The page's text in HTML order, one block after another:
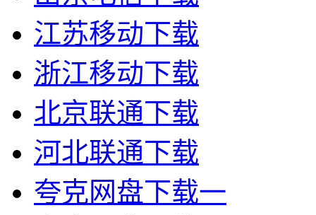
江苏移动下载
浙江移动下载
北京联通下载
河北联通下载
夸克网盘下载一